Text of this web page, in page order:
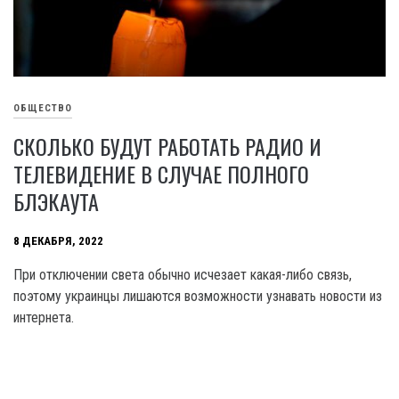
ОБЩЕСТВО
СКОЛЬКО БУДУТ РАБОТАТЬ РАДИО И
ТЕЛЕВИДЕНИЕ В СЛУЧАЕ ПОЛНОГО
БЛЭКАУТА
8 ДЕКАБРЯ, 2022
При отключении света обычно исчезает какая-либо связь,
поэтому украинцы лишаются возможности узнавать новости из
интернета.